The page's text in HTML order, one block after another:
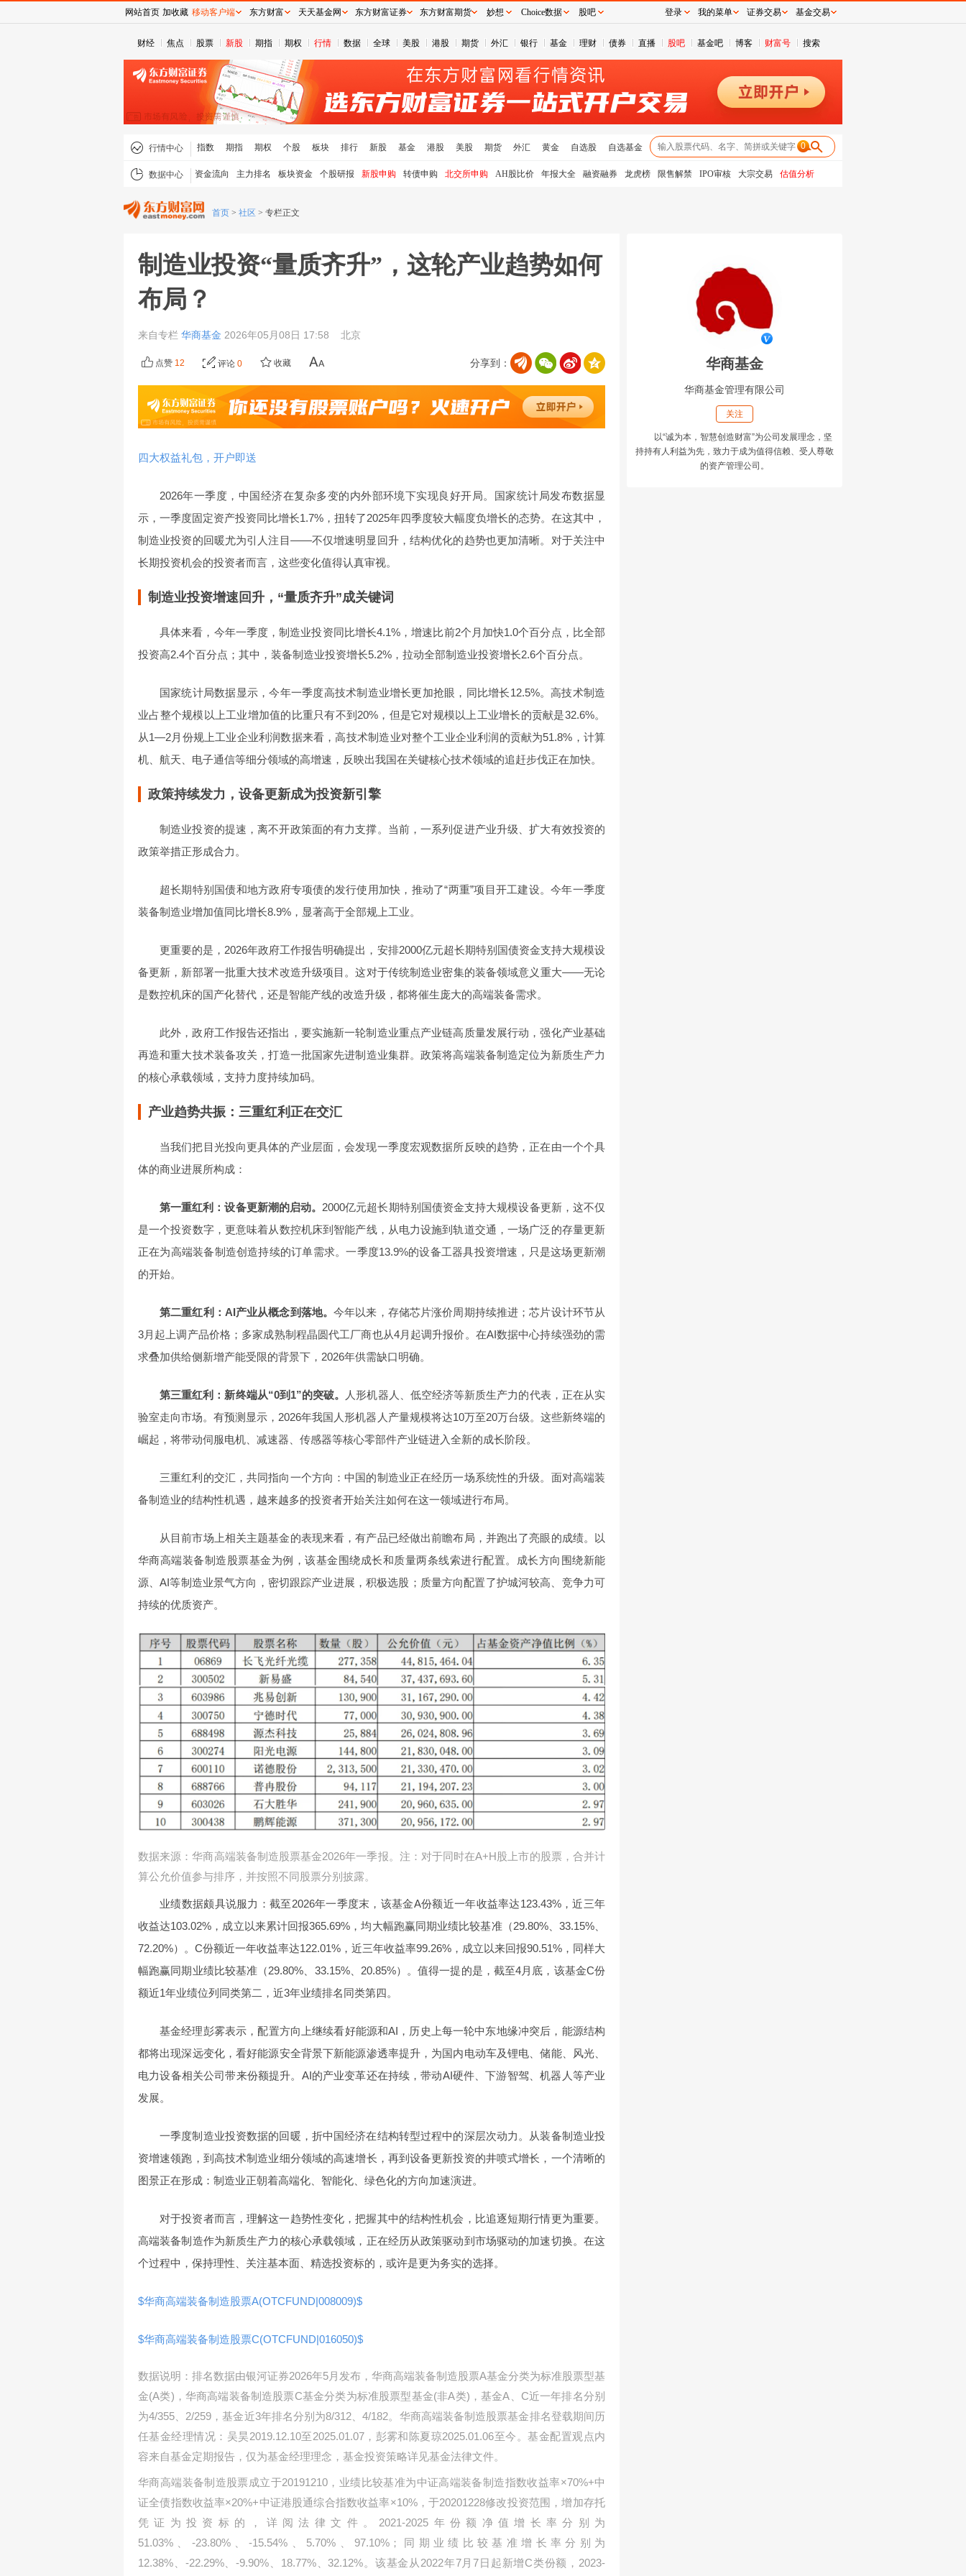
财经 焦点 股票 新股 期指 期权 行情 数据 全球 美股 港股 期货 外汇 银行 基金 理财 债券 直播 股吧 基金吧 博客 财富号 搜索
行情中心 指数 期指 期权 个股 板块 排行 新股 基金 港股 美股 期货 外汇 黄金 自选股 自选基金 0
数据中心 资金流向 主力排名 板块资金 个股研报 新股申购 转债申购 北交所申购 AH股比价 年报大全 融资融券 龙虎榜 限售解禁 IPO审核 大宗交易 估值分析
首页 > 社区 > 专栏正文
制造业投资“量质齐升”，这轮产业趋势如何
布局？
来自专栏 华商基金 2026年05月08日 17:58 北京
分享到：
点赞 12 评论 0 收藏
四大权益礼包，开户即送
2026年一季度，中国经济在复杂多变的内外部环境下实现良好开局。国家统计局发布数据显
示，一季度固定资产投资同比增长1.7%，扭转了2025年四季度较大幅度负增长的态势。在这其中，
制造业投资的回暖尤为引人注目——不仅增速明显回升，结构优化的趋势也更加清晰。对于关注中
长期投资机会的投资者而言，这些变化值得认真审视。
制造业投资增速回升，“量质齐升”成关键词
具体来看，今年一季度，制造业投资同比增长4.1%，增速比前2个月加快1.0个百分点，比全部
投资高2.4个百分点；其中，装备制造业投资增长5.2%，拉动全部制造业投资增长2.6个百分点。
国家统计局数据显示，今年一季度高技术制造业增长更加抢眼，同比增长12.5%。高技术制造
业占整个规模以上工业增加值的比重只有不到20%，但是它对规模以上工业增长的贡献是32.6%。
从1—2月份规上工业企业利润数据来看，高技术制造业对整个工业企业利润的贡献为51.8%，计算
机、航天、电子通信等细分领域的高增速，反映出我国在关键核心技术领域的追赶步伐正在加快。
政策持续发力，设备更新成为投资新引擎
制造业投资的提速，离不开政策面的有力支撑。当前，一系列促进产业升级、扩大有效投资的
政策举措正形成合力。
超长期特别国债和地方政府专项债的发行使用加快，推动了“两重”项目开工建设。今年一季度
装备制造业增加值同比增长8.9%，显著高于全部规上工业。
更重要的是，2026年政府工作报告明确提出，安排2000亿元超长期特别国债资金支持大规模设
备更新，新部署一批重大技术改造升级项目。这对于传统制造业密集的装备领域意义重大——无论
是数控机床的国产化替代，还是智能产线的改造升级，都将催生庞大的高端装备需求。
此外，政府工作报告还指出，要实施新一轮制造业重点产业链高质量发展行动，强化产业基础
再造和重大技术装备攻关，打造一批国家先进制造业集群。政策将高端装备制造定位为新质生产力
的核心承载领域，支持力度持续加码。
产业趋势共振：三重红利正在交汇
当我们把目光投向更具体的产业层面，会发现一季度宏观数据所反映的趋势，正在由一个个具
体的商业进展所构成：
第一重红利：设备更新潮的启动。 2000亿元超长期特别国债资金支持大规模设备更新，这不仅
是一个投资数字，更意味着从数控机床到智能产线，从电力设施到轨道交通，一场广泛的存量更新
正在为高端装备制造创造持续的订单需求。一季度13.9%的设备工器具投资增速，只是这场更新潮
的开始。
第二重红利：AI产业从概念到落地。 今年以来，存储芯片涨价周期持续推进；芯片设计环节从
3月起上调产品价格；多家成熟制程晶圆代工厂商也从4月起调升报价。在AI数据中心持续强劲的需
求叠加供给侧新增产能受限的背景下，2026年供需缺口明确。
第三重红利：新终端从“0到1”的突破。
人形机器人、低空经济等新质生产力的代表，正在从实
验室走向市场。有预测显示，2026年我国人形机器人产量规模将达10万至20万台级。这些新终端的
崛起，将带动伺服电机、减速器、传感器等核心零部件产业链进入全新的成长阶段。
三重红利的交汇，共同指向一个方向：中国的制造业正在经历一场系统性的升级。面对高端装
备制造业的结构性机遇，越来越多的投资者开始关注如何在这一领域进行布局。
从目前市场上相关主题基金的表现来看，有产品已经做出前瞻布局，并跑出了亮眼的成绩。以
华商高端装备制造股票基金为例，该基金围绕成长和质量两条线索进行配置。成长方向围绕新能
源、AI等制造业景气方向，密切跟踪产业进展，积极选股；质量方向配置了护城河较高、竞争力可
持续的优质资产。
数据来源：华商高端装备制造股票基金2026年一季报。注：对于同时在A+H股上市的股票，合并计
算公允价值参与排序，并按照不同股票分别披露。
业绩数据颇具说服力：截至2026年一季度末，该基金A份额近一年收益率达123.43%，近三年
收益达103.02%，成立以来累计回报365.69%，均大幅跑赢同期业绩比较基准（29.80%、33.15%、
72.20%）。C份额近一年收益率达122.01%，近三年收益率99.26%，成立以来回报90.51%，同样大
幅跑赢同期业绩比较基准（29.80%、33.15%、20.85%）。值得一提的是，截至4月底，该基金C份
额近1年业绩位列同类第二，近3年业绩排名同类第四。
基金经理彭雾表示，配置方向上继续看好能源和AI，历史上每一轮中东地缘冲突后，能源结构
都将出现深远变化，看好能源安全背景下新能源渗透率提升，为国内电动车及锂电、储能、风光、
电力设备相关公司带来份额提升。AI的产业变革还在持续，带动AI硬件、下游智驾、机器人等产业
发展。
一季度制造业投资数据的回暖，折中国经济在结构转型过程中的深层次动力。从装备制造业投
资增速领跑，到高技术制造业细分领域的高速增长，再到设备更新投资的井喷式增长，一个清晰的
图景正在形成：制造业正朝着高端化、智能化、绿色化的方向加速演进。
对于投资者而言，理解这一趋势性变化，把握其中的结构性机会，比追逐短期行情更为重要。
高端装备制造作为新质生产力的核心承载领域，正在经历从政策驱动到市场驱动的加速切换。在这
个过程中，保持理性、关注基本面、精选投资标的，或许是更为务实的选择。
$华商高端装备制造股票A(OTCFUND|008009)$
$华商高端装备制造股票C(OTCFUND|016050)$
数据说明：排名数据由银河证券2026年5月发布，华商高端装备制造股票A基金分类为标准股票型基
金(A类)，华商高端装备制造股票C基金分类为标准股票型基金(非A类)，基金A、C近一年排名分别
为4/355、2/259，基金近3年排名分别为8/312、4/182。华商高端装备制造股票基金排名登载期间历
任基金经理情况：吴昊2019.12.10至2025.01.07，彭雾和陈夏琼2025.01.06至今。基金配置观点内
容来自基金定期报告，仅为基金经理理念，基金投资策略详见基金法律文件。
华商高端装备制造股票成立于20191210，业绩比较基准为中证高端装备制造指数收益率×70%+中
证全债指数收益率×20%+中证港股通综合指数收益率×10%，于20201228修改投资范围，增加存托
凭证为投资标的，详阅法律文件。2021-2025年份额净值增长率分别为
51.03%、-23.80%、-15.54%、5.70%、97.10%；同期业绩比较基准增长率分别为
12.38%、-22.29%、-9.90%、18.77%、32.12%。该基金从2022年7月7日起新增C类份额，2023-
华商基金
华商基金管理有限公司
关注
以“诚为本，智慧创造财富”为公司发展理念，坚
持持有人利益为先，致力于成为值得信赖、受人尊敬
的资产管理公司。
网站首页 加收藏 移动客户端 东方财富 天天基金网 东方财富证券 东方财富期货 妙想 Choice数据 股吧 登录 我的菜单 证券交易 基金交易